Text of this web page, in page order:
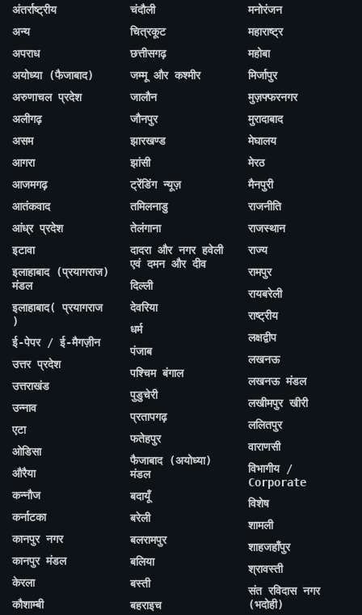
अंतर्राष्ट्रीय
अन्य
अपराध
अयोध्या (फैजाबाद)
अरुणाचल प्रदेश
अलीगढ़
असम
आगरा
आजमगढ़
आतंकवाद
आंध्र प्रदेश
इटावा
इलाहाबाद (प्रयागराज)
मंडल
इलाहाबाद( प्रयागराज
)
ई-पेपर / ई-मैगज़ीन
उत्तर प्रदेश
उत्तराखंड
उन्नाव
एटा
ओडिसा
औरैया
कन्नौज
कर्नाटका
कानपुर नगर
कानपुर मंडल
केरला
कौशाम्बी
चंदौली
चित्रकूट
छत्तीसगढ़
जम्मू और कश्मीर
जालौन
जौनपुर
झारखण्ड
झांसी
ट्रेंडिंग न्यूज़
तमिलनाडु
तेलंगाना
दादरा और नगर हवेली
एवं दमन और दीव
दिल्ली
देवरिया
धर्म
पंजाब
पश्चिम बंगाल
पुडुचेरी
प्रतापगढ़
फतेहपुर
फैजाबाद (अयोध्या)
मंडल
बदायूँ
बरेली
बलरामपुर
बलिया
बस्ती
बहराइच
मनोरंजन
महाराष्ट्र
महोबा
मिर्जापुर
मुज़फ्फरनगर
मुरादाबाद
मेघालय
मेरठ
मैनपुरी
राजनीति
राजस्थान
राज्य
रामपुर
रायबरेली
राष्ट्रीय
लक्षद्वीप
लखनऊ
लखनऊ मंडल
लखीमपुर खीरी
ललितपुर
वाराणसी
विभागीय /
Corporate
विशेष
शामली
शाहजहाँपुर
श्रावस्ती
संत रविदास नगर
(भदोही)